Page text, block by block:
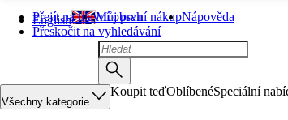
Přejít na hlavní obsah
Přeskočit na vyhledávání
English Můj první nákupNápověda
Všechny kategorie
Koupit teďOblíbenéSpeciální